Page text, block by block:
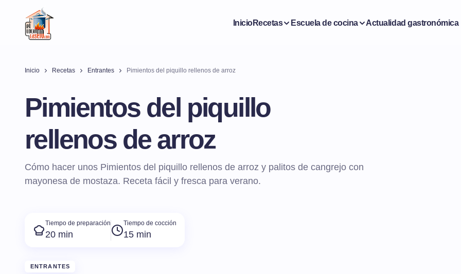
InicioRecetas Escuela de cocina Actualidad gastronómica
Inicio Recetas Entrantes Pimientos del piquillo rellenos de arroz
Pimientos del piquillo
rellenos de arroz
Cómo hacer unos Pimientos del piquillo rellenos de arroz y palitos de cangrejo con
mayonesa de mostaza. Receta fácil y fresca para verano.
Tiempo de preparación
20 min
Tiempo de cocción
15 min
ENTRANTES